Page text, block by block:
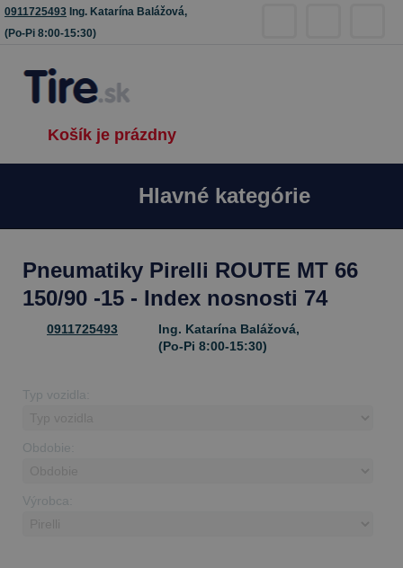
0911725493 Ing. Katarína Balážová,
(Po-Pi 8:00-15:30)
Košík je prázdny
Hlavné kategórie
Pneumatiky Pirelli ROUTE MT 66
150/90 -15 - Index nosnosti 74
0911725493
Ing. Katarína Balážová,
(Po-Pi 8:00-15:30)
Typ vozidla:
Obdobie:
Výrobca: